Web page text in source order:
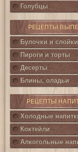
Голубцы
РЕЦЕПТЫ
Булочки и слойки
Пироги и торты
Десерты
Блины, оладьи
РЕЦЕПТЫ
Холодные
Коктейли
Алкогольные